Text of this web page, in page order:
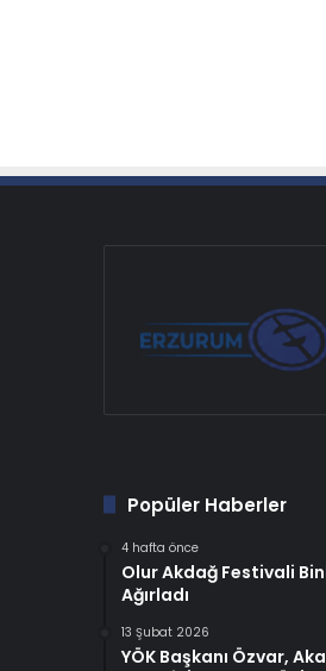
Popüler Haberler
4 hafta önce
Olur Akdağ Festivali
Ağırladı
13 Şubat 2026
YÖK Başkanı Özvar,